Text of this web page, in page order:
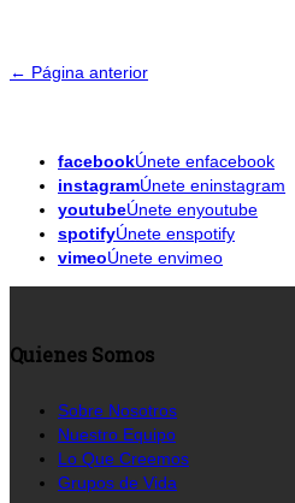
← Página anterior
facebookÚnete enfacebook
instagramÚnete eninstagram
youtubeÚnete enyoutube
spotifyÚnete enspotify
vimeoÚnete envimeo
Quienes Somos
Sobre Nosotros
Nuestro Equipo
Lo Que Creemos
Grupos de Vida